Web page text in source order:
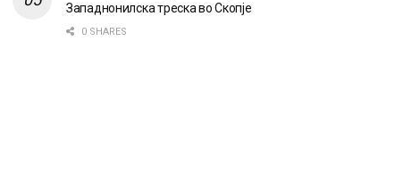
Западнонилска треска во Скопје
0 SHARES